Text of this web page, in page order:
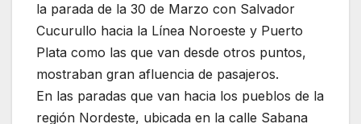
la parada de la 30 de Marzo con Salvador
Cucurullo hacia la Línea Noroeste y Puerto
Plata como las que van desde otros puntos,
mostraban gran afluencia de pasajeros.
En las paradas que van hacia los pueblos de la
región Nordeste, ubicada en la calle Sabana